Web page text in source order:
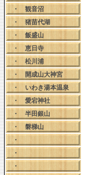
・ 観音沼
・ 猪苗代湖
・ 飯盛山
・ 恵日寺
・ 松川浦
・
開成山大神宮
・ いわき湯本温泉
・ 愛宕神社
・ 半田銀山
・ 磐梯山
・
・
・